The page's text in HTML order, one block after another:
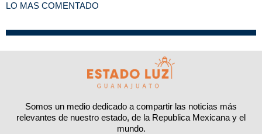
LO MAS COMENTADO
Somos un medio dedicado a compartir las noticias más
relevantes de nuestro estado, de la Republica Mexicana y el
mundo.